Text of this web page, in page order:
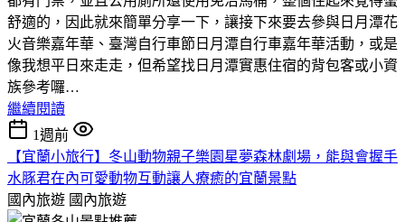
舒適的，因此就來簡單分享一下，讓接下來要去參與日月潭花
火音樂嘉年華、臺灣自行車節日月潭自行車嘉年華活動，或是
像我想平日來走走，但希望找日月潭實惠住宿的背包客或小資
族參考囉…
繼續閱讀
1週前
【宜蘭小旅行】冬山動物親子樂園星夢森林劇場，能與會握手
水豚君在內可愛動物互動讓人療癒的宜蘭景點
國內旅遊 國內旅遊